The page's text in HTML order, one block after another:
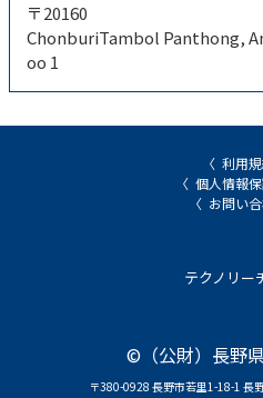
〒20160
ChonburiTambol Panthong,
oo 1
利用
個人情報
お問い
テクノリー
©（公財）長野
〒380-0928 長野市若里1-18-1 長